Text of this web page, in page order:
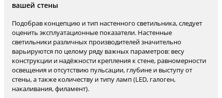
вашей стены
Подобрав концепцию и тип настенного светильника, следует
оценить эксплуатационные показатели. Настенные
светильники различных производителей значительно
варьируются по целому ряду важных параметров: весу
конструкции и надёжности крепления к стене, равномерности
освещения и отсутствию пульсации, глубине и выступу от
стены, а также количеству и типу ламп (LED, галоген,
накаливания, филамент).